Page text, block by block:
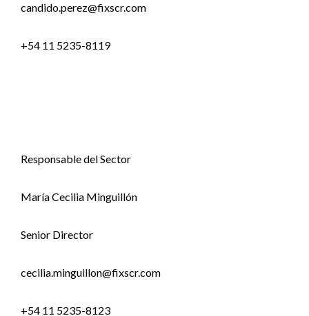
candido.perez@fixscr.com
+54 11 5235-8119
Responsable del Sector
María Cecilia Minguillón
Senior Director
cecilia.minguillon@fixscr.com
+54 11 5235-8123